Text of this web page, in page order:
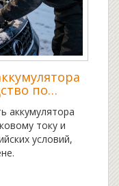
по
аккумулятора
току и
условий,